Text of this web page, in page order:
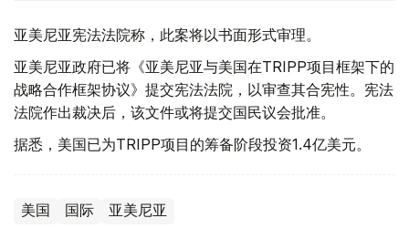
亚美尼亚宪法法院称，此案将以书面形式审理。
亚美尼亚政府已将《亚美尼亚与美国在TRIPP项目框架下的
战略合作框架协议》提交宪法法院，以审查其合宪性。宪法
法院作出裁决后，该文件或将提交国民议会批准。
据悉，美国已为TRIPP项目的筹备阶段投资1.4亿美元。
美国 国际 亚美尼亚